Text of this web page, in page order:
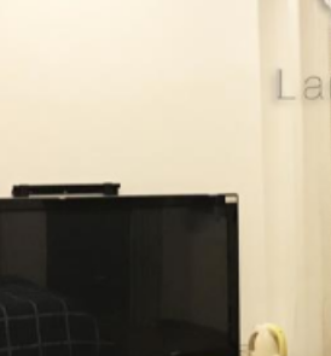
phòng
1 giường đôi hoặc 2 giường đơn